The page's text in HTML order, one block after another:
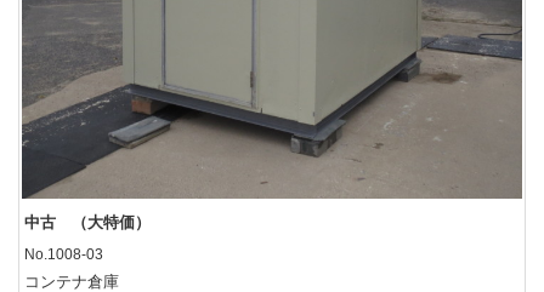
中古 （大特価）
No.1008-03
コンテナ倉庫